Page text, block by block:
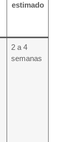
estimado
2 a 4
semanas